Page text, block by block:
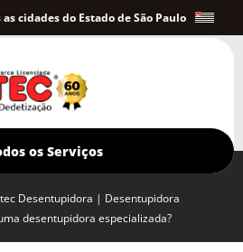
Desentupidora | Desentupidora
desentupidora especializada?
cidades do Estado de São Paulo
os Serviços